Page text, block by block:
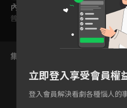
內容標籤
普遍級
集數列表
立即登入享受會員權
登入會員解決看劇各種惱人的